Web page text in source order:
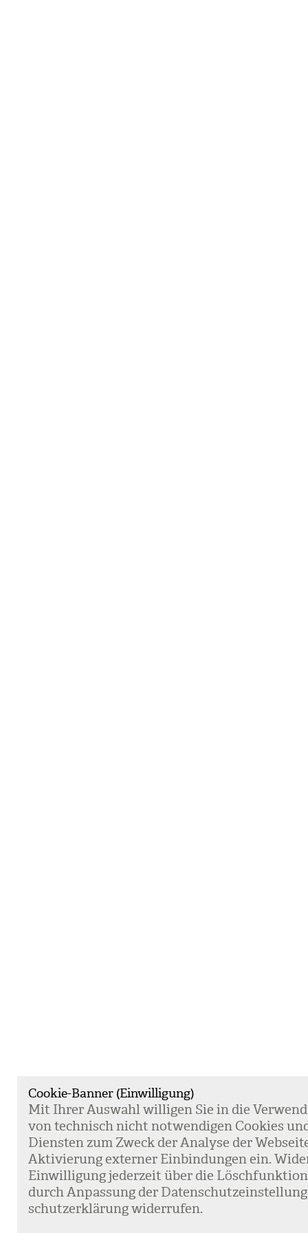
Cookie-Banner (Einwilligung)
Mit Ihrer Aus­wahl wil­li­gen Sie in die
von tech­nisch nicht not­wen­di­gen Coo­kies
Diens­ten zum Zweck der Ana­lyse der
Akti­vie­rung exter­ner Ein­bin­dun­gen ein.
Ein­wil­li­gung jeder­zeit über die
durch Anpas­sung der
schutz­er­klä­rung wider­ru­fen.